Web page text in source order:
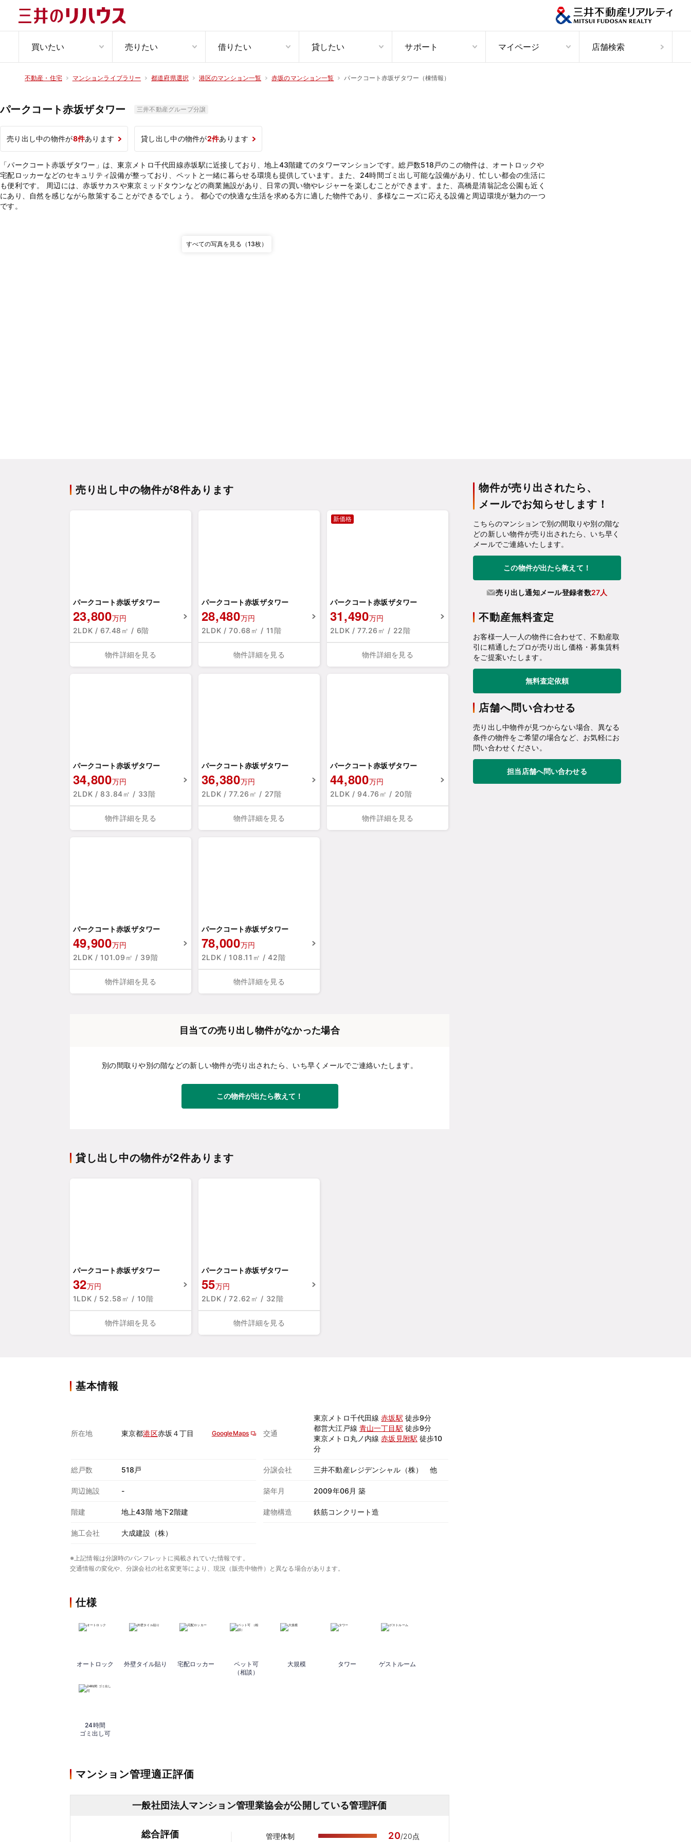
買いたい 売りたい 借りたい 貸したい サポート マイページ 店舗検索
不動産・住宅 マンションライブラリー 都道府県選択 港区のマンション一覧 赤坂のマンション一覧 パークコート赤坂ザタワー（棟情報）
パークコート赤坂ザタワー 三井不動産グループ分譲
売り出し中の物件が8件あります 貸し出し中の物件が2件あります
「パークコート赤坂ザタワー」は、東京メトロ千代田線赤坂駅に近接しており、地上43階建てのタワーマンションです。総戸数518戸のこの物件は、オートロックや
宅配ロッカーなどのセキュリティ設備が整っており、ペットと一緒に暮らせる環境も提供しています。また、24時間ゴミ出し可能な設備があり、忙しい都会の生活に
も便利です。 周辺には、赤坂サカスや東京ミッドタウンなどの商業施設があり、日常の買い物やレジャーを楽しむことができます。また、高橋是清翁記念公園も近く
にあり、自然を感じながら散策することができるでしょう。 都心での快適な生活を求める方に適した物件であり、多様なニーズに応える設備と周辺環境が魅力の一つ
です。
すべての写真を見る（13枚）
売り出し中の物件が8件あります
パークコート赤坂ザタワー
23,800万円
2LDK / 67.48㎡ / 6階
物件詳細を見る
パークコート赤坂ザタワー
28,480万円
2LDK / 70.68㎡ / 11階
物件詳細を見る
新価格
パークコート赤坂ザタワー
31,490万円
2LDK / 77.26㎡ / 22階
物件詳細を見る
パークコート赤坂ザタワー
34,800万円
2LDK / 83.84㎡ / 33階
物件詳細を見る
パークコート赤坂ザタワー
36,380万円
2LDK / 77.26㎡ / 27階
物件詳細を見る
パークコート赤坂ザタワー
44,800万円
2LDK / 94.76㎡ / 20階
物件詳細を見る
パークコート赤坂ザタワー
49,900万円
2LDK / 101.09㎡ / 39階
物件詳細を見る
パークコート赤坂ザタワー
78,000万円
2LDK / 108.11㎡ / 42階
物件詳細を見る
目当ての売り出し物件がなかった場合
別の間取りや別の階などの新しい物件が売り出されたら、いち早くメールでご連絡いたします。
この物件が出たら教えて！
貸し出し中の物件が2件あります
パークコート赤坂ザタワー
32万円
1LDK / 52.58㎡ / 10階
物件詳細を見る
パークコート赤坂ザタワー
55万円
2LDK / 72.62㎡ / 32階
物件詳細を見る
基本情報
所在地 東京都港区赤坂４丁目 GoogleMaps 交通
東京メトロ千代田線赤坂駅 徒歩9分
都営大江戸線 青山一丁目駅 徒歩9分
東京メトロ丸ノ内線赤坂見附駅 徒歩10
分
総戸数 518戸 分譲会社 三井不動産レジデンシャル（株） 他
周辺施設 - 築年月 2009年06月 築
階建 地上43階 地下2階建 建物構造 鉄筋コンクリート造
施工会社 大成建設（株）
※上記情報は分譲時のパンフレットに掲載されていた情報です。
交通情報の変化や、分譲会社の社名変更等により、現況（販売中物件）と異なる場合があります。
仕様
オートロック 外壁タイル貼り 宅配ロッカー
ペット可
（相談）
大規模 タワー ゲストルーム
24時間
ゴミ出し可
マンション管理適正評価
一般社団法人マンション管理業協会が公開している管理評価
総合評価 管理体制 20/20点
物件が売り出されたら、
メールでお知らせします！
こちらのマンションで別の間取りや別の階な
どの新しい物件が売り出されたら、いち早く
メールでご連絡いたします。
この物件が出たら教えて！
売り出し通知メール登録者数27人
不動産無料査定
お客様一人一人の物件に合わせて、不動産取
引に精通したプロが売り出し価格・募集賃料
をご提案いたします。
無料査定依頼
店舗へ問い合わせる
売り出し中物件が見つからない場合、異なる
条件の物件をご希望の場合など、お気軽にお
問い合わせください。
担当店舗へ問い合わせる